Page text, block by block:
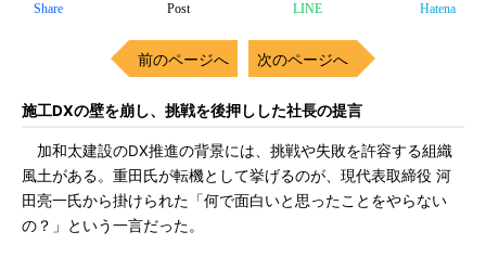
Share Post LINE Hatena
前のページへ 次のページへ
施工DXの壁を崩し、挑戦を後押しした社長の提言
加和太建設のDX推進の背景には、挑戦や失敗を許容する組織
風土がある。重田氏が転機として挙げるのが、現代表取締役 河
田亮一氏から掛けられた「何で面白いと思ったことをやらない
の？」という一言だった。